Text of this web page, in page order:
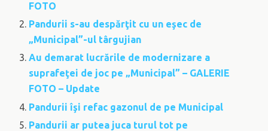
FOTO
Pandurii s-au despărţit cu un eşec de
„Municipal”-ul târgujian
Au demarat lucrările de modernizare a
suprafeţei de joc pe „Municipal” – GALERIE
FOTO – Update
Pandurii îşi refac gazonul de pe Municipal
Pandurii ar putea juca turul tot pe